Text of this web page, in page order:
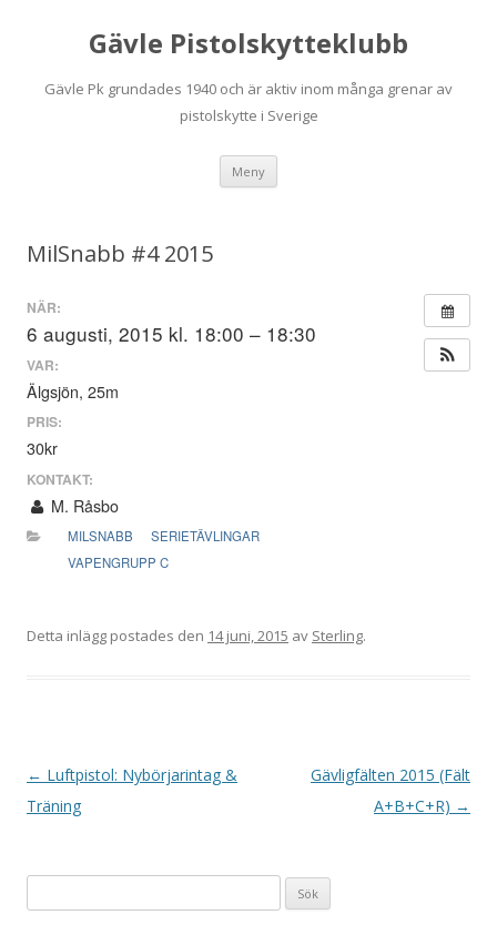
Gävle Pistolskytteklubb
Gävle Pk grundades 1940 och är aktiv inom många grenar av
pistolskytte i Sverige
Meny
MilSnabb #4 2015
NÄR:
6 augusti, 2015 kl. 18:00 – 18:30
VAR:
Älgsjön, 25m
PRIS:
30kr
KONTAKT:
M. Råsbo
MILSNABB
SERIETÄVLINGAR
VAPENGRUPP C
Detta inlägg postades den 14 juni, 2015 av Sterling.
I
n
← Luftpistol: Nybörjarintag &
Träning
Gävligfälten 2015 (Fält
A+B+C+R) →
efter: